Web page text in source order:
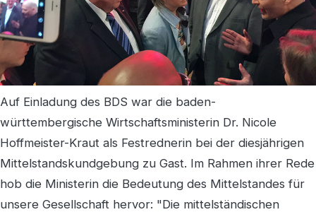
Auf Einladung des BDS war die baden-
württembergische Wirtschaftsministerin Dr. Nicole
Hoffmeister-Kraut als Festrednerin bei der diesjährigen
Mittelstandskundgebung zu Gast. Im Rahmen ihrer Rede
hob die Ministerin die Bedeutung des Mittelstandes für
unsere Gesellschaft hervor: "Die mittelständischen